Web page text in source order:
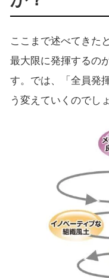
ここまで述べてきた
最大限に発揮するの
す。では、「全員発
う変えていくのでし